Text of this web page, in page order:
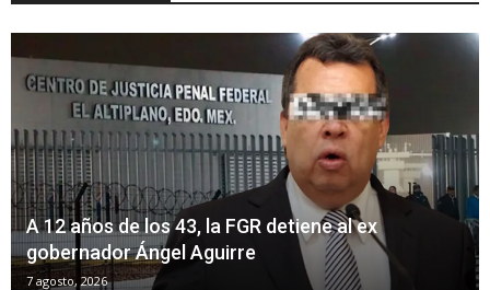
A 12 años de los 43, la FGR detiene al ex
gobernador Ángel Aguirre
7 agosto, 2026